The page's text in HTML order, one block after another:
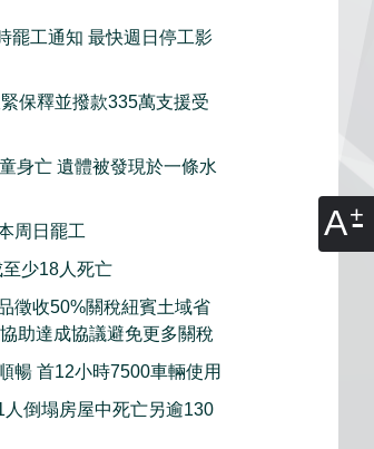
A
罷工通知 最快週日停工影
保釋並撥款335萬支援受
身亡 遺體被發現於一條水
周日罷工
少18人死亡
徵收50%關稅紐賓土域省
助達成協議避免更多關稅
暢 首12小時7500車輛使用
倒塌房屋中死亡另逾130